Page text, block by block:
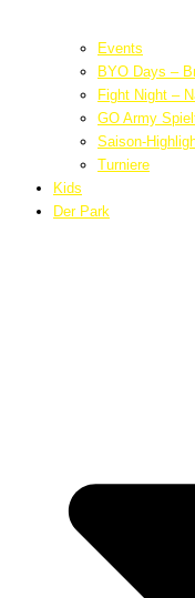
Events
BYO Days –
Fight Night –
GO Army
Saison-
Turniere
Kids
Der Park